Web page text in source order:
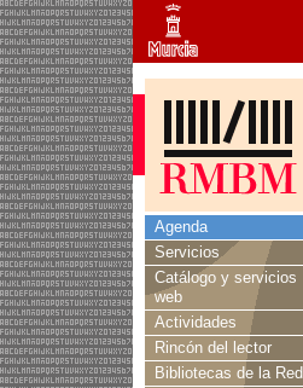
Agenda
Servicios
Catálogo y servicios
web
Actividades
Rincón del lector
Bibliotecas de la Red